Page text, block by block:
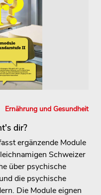
Ernährung und Gesundheit
dir?
ergänzende Module
Schweizer
über psychische
die psychische
Die Module eignen